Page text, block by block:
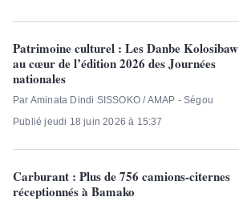
Patrimoine culturel : Les Danbe Kolosibaw
au cœur de l’édition 2026 des Journées
nationales
Par Aminata Dindi SISSOKO / AMAP - Ségou
Publié jeudi 18 juin 2026 à 15:37
Carburant : Plus de 756 camions-citernes
réceptionnés à Bamako